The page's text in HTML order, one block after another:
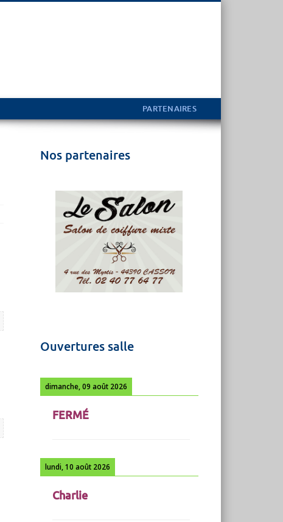
PARTENAIRES
Nos partenaires
Ouvertures salle
dimanche, 09 août 2026
FERMÉ
lundi, 10 août 2026
Charlie